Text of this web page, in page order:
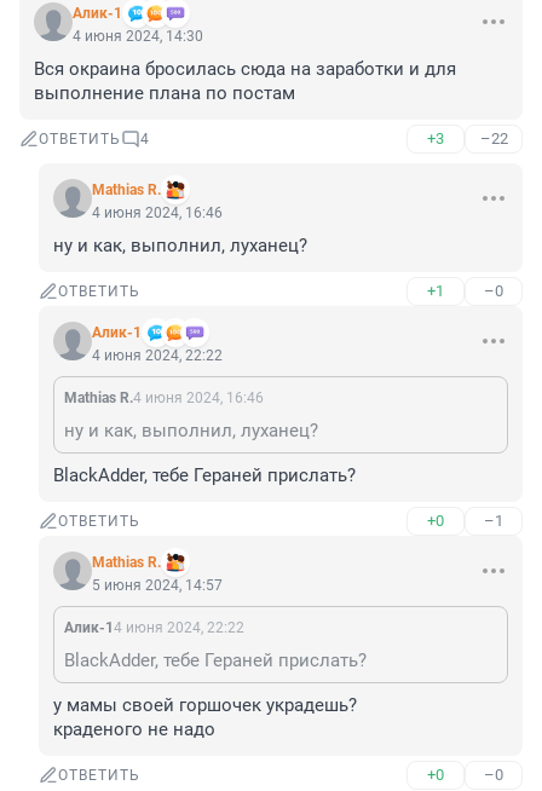
Алик-1
4 июня 2024, 14:30
Вся окраина бросилась сюда на заработки и для
выполнение плана по постам
ОТВЕТИТЬ 4 +3 –22
Mathias R.
4 июня 2024, 16:46
ну и как, выполнил, луханец?
ОТВЕТИТЬ +1 –0
Алик-1
4 июня 2024, 22:22
Mathias R.4 июня 2024, 16:46
ну и как, выполнил, луханец?
BlackAdder, тебе Гераней прислать?
ОТВЕТИТЬ +0 –1
Mathias R.
5 июня 2024, 14:57
Алик-1 4 июня 2024, 22:22
BlackAdder, тебе Гераней прислать?
у мамы своей горшочек украдешь?
краденого не надо
ОТВЕТИТЬ +0 –0